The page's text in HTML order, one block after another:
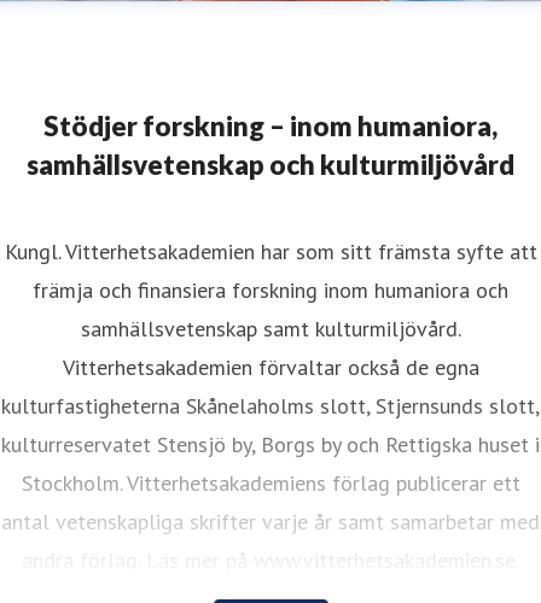
Stödjer forskning – inom humaniora,
samhällsvetenskap och kulturmiljövård
Kungl. Vitterhetsakademien har som sitt främsta syfte att
främja och finansiera forskning inom humaniora och
samhällsvetenskap samt kulturmiljövård.
Vitterhetsakademien förvaltar också de egna
kulturfastigheterna Skånelaholms slott, Stjernsunds slott,
kulturreservatet Stensjö by, Borgs by och Rettigska huset i
Stockholm. Vitterhetsakademiens förlag publicerar ett
antal vetenskapliga skrifter varje år samt samarbetar med
andra förlag. Läs mer på www.vitterhetsakademien.se.